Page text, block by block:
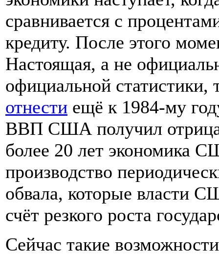
сравнивается с
кредиту. После этого
Настоящая, а не
официальной статистики,
отнести ещё к 1984-му
ВВП США получил
более 20 лет экономика
производство
обвала, которые власти
счёт резкого роста
Сейчас такие